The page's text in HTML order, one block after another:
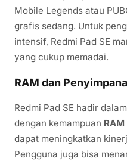
Mobile Legends atau
grafis sedang. Untuk
intensif, Redmi Pad SE
yang cukup memadai.
RAM dan
Redmi Pad SE hadir
dengan kemampuan
dapat meningkatkan
Pengguna juga bisa